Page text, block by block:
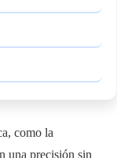
como la
una precisión sin